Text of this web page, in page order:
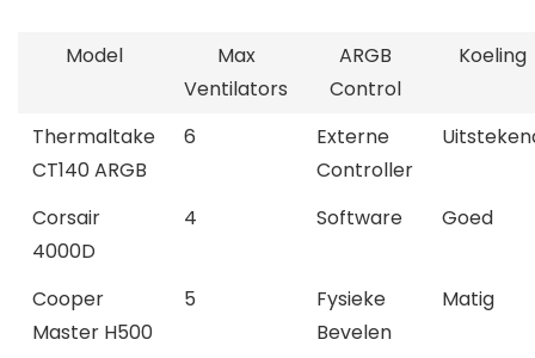
Model
Max
Ventilators
ARGB
Control
Koeling
Thermaltake
CT140 ARGB
6
Externe
Controller
Corsair
4000D
4 Software Goed
Cooper
Master H500
5
Fysieke
Bevelen
Matig